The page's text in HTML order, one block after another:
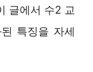
글에서 수2 교
특징을 자세